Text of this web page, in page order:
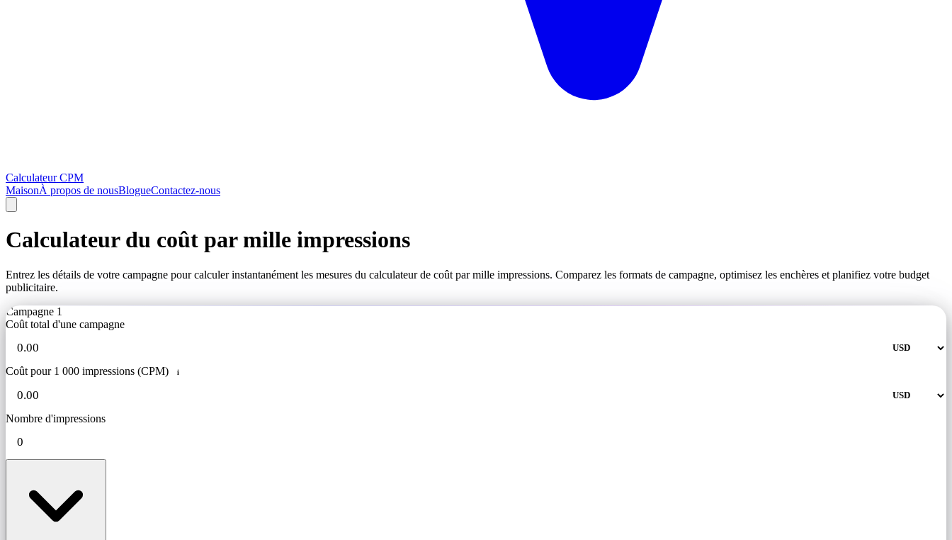
Calculateur CPM
MaisonÀ propos de nousBlogueContactez-nous
Calculateur du coût par mille impressions
Entrez les détails de votre campagne pour calculer instantanément les mesures du calculateur de coût par mille impressions. Comparez les formats de campagne, optimisez les enchères et planifiez votre budget
publicitaire.
Campagne 1
Coût total d'une campagne
Coût pour 1 000 impressions (CPM) i
Nombre d'impressions